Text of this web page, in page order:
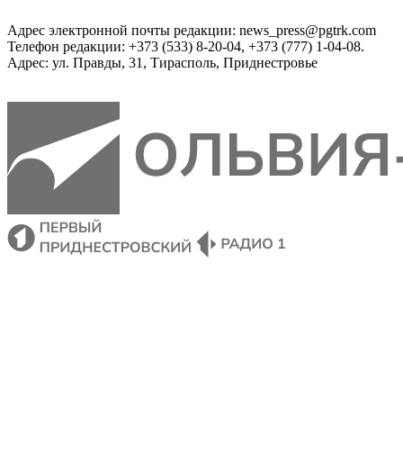
Адрес электронной почты редакции: news_press@pgtrk.com
Телефон редакции: +373 (533) 8-20-04, +373 (777) 1-04-08.
Адрес: ул. Правды, 31, Тирасполь, Приднестровье